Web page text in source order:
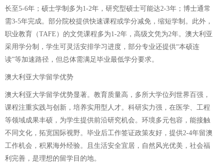
长至5-6年；硕士学制多为1-2年，研究型硕士可能达2-3年；博士通常
需3-5年完成。部分院校提供快速课程或学分减免，缩短学制。此外，
职业教育（TAFE）的文凭课程多为1-2年，高级文凭为2年。澳大利亚
采用学分制，学生可灵活安排学习进度，部分专业还提供“本硕连
读”等加速路径，但总体需满足毕业最低学分要求。
澳大利亚大学留学优势
澳大利亚大学留学优势显著。教育质量高，多所大学位列世界百强，
课程注重实践与创新，培养实用型人才。科研实力强，在医学、工程
等领域成果丰硕，为学生提供前沿研究机会。环境多元包容，能接触
不同文化，拓宽国际视野。毕业后工作签证政策友好，提供2-4年留澳
工作机会，积累海外经验。且生活安全宜居，自然风光优美，社会福
利完善，是理想的留学目的地。